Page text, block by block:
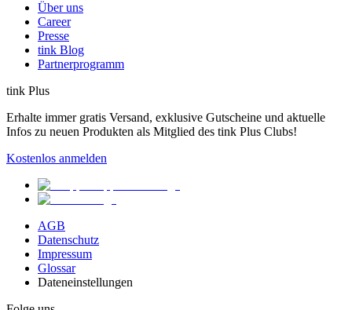
Über uns
Career
Presse
tink Blog
Partnerprogramm
tink Plus
Erhalte immer gratis Versand, exklusive Gutscheine und aktuelle
Infos zu neuen Produkten als Mitglied des tink Plus Clubs!
Kostenlos anmelden
AGB
Datenschutz
Impressum
Glossar
Dateneinstellungen